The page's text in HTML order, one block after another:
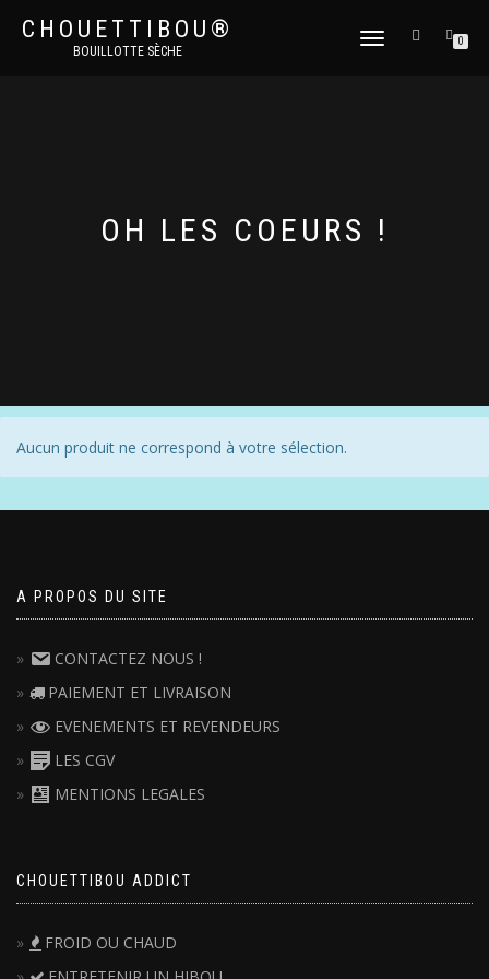
CHOUETTIBOU®
BOUILLOTTE SÈCHE
DÉPLIER
0
OH LES COEURS !
Aucun produit ne correspond à votre sélection.
A PROPOS DU SITE
CONTACTEZ NOUS !
PAIEMENT ET LIVRAISON
EVENEMENTS ET REVENDEURS
LES CGV
MENTIONS LEGALES
CHOUETTIBOU ADDICT
FROID OU CHAUD